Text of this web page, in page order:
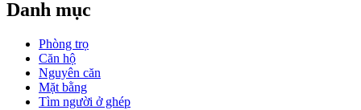
Danh mục
Phòng trọ
Căn hộ
Nguyên căn
Mặt bằng
Tìm người ở ghép